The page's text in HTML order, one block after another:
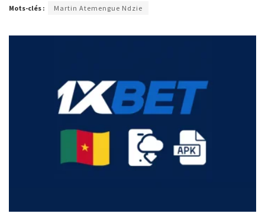
Mots-clés : Martin Atemengue Ndzie